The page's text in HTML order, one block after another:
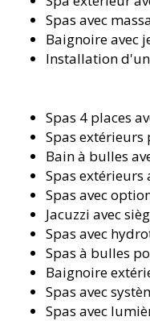
Spas avec
Baignoire avec
Installation
Spas 4 places
Spas
Bain à bulles
Spas
Spas avec
Jacuzzi avec
Spas avec
Spas à bulles
Baignoire
Spas avec
Spas avec